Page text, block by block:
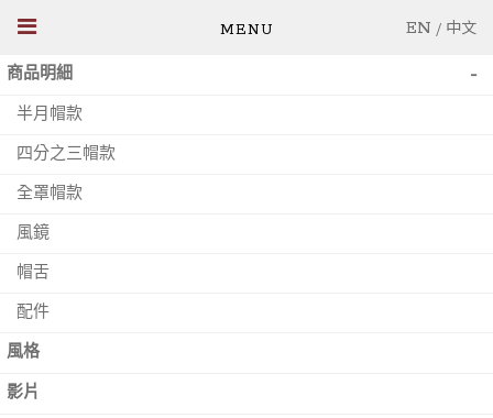
EN / 中文
商品明細
半月帽款
四分之三帽款
全罩帽款
風鏡
帽舌
配件
-
風格
影片